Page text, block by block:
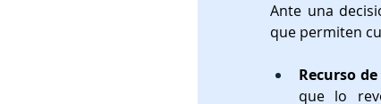
Ante una
que permiten
Recurso
que lo